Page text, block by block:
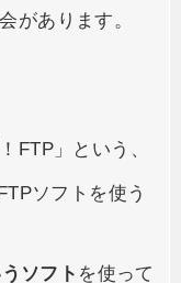
があります。
FTP」という、
ソフトを使う
ソフト を使って